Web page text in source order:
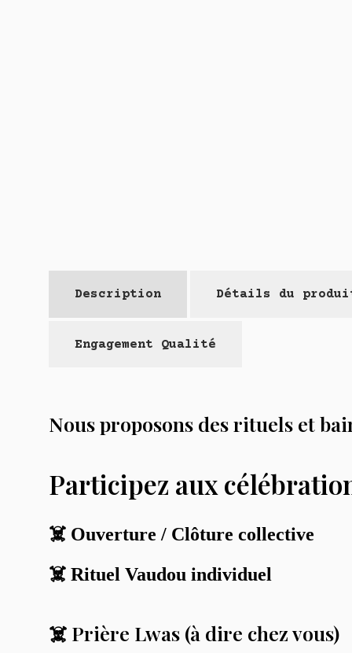
Description Détails du
Engagement Qualité
Nous proposons des rituels et
Participez aux
☠️ Ouverture / Clôture collective
☠️ Rituel Vaudou individuel
☠️ Prière Lwas (à dire chez vous)